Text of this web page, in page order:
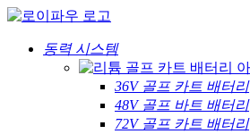
동력 시스템
36V 골프 카트 배터리
48V 골프 바트 배터리
72V 골프 카트 배터리